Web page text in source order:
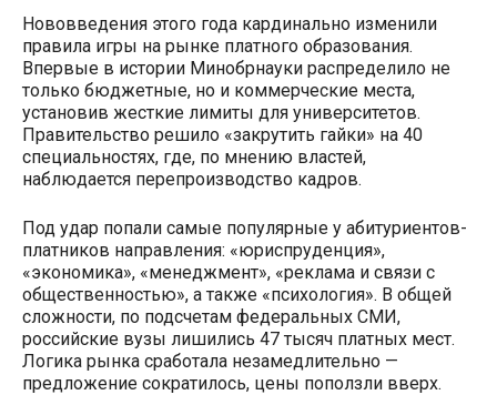
Нововведения этого года кардинально изменили
правила игры на рынке платного образования.
Впервые в истории Минобрнауки распределило не
только бюджетные, но и коммерческие места,
установив жесткие лимиты для университетов.
Правительство решило «закрутить гайки» на 40
специальностях, где, по мнению властей,
наблюдается перепроизводство кадров.
Под удар попали самые популярные у абитуриентов-
платников направления: «юриспруденция»,
«экономика», «менеджмент», «реклама и связи с
общественностью», а также «психология». В общей
сложности, по подсчетам федеральных СМИ,
российские вузы лишились 47 тысяч платных мест.
Логика рынка сработала незамедлительно —
предложение сократилось, цены поползли вверх.